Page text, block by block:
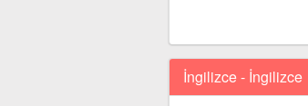
İngilizce - İngilizce